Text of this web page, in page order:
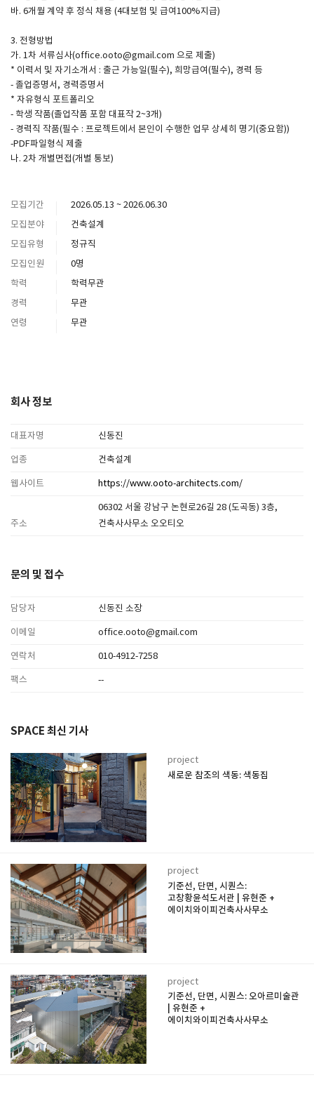
바. 6개월 계약 후 정식 채용 (4대보험 및 급여100%지급)
3. 전형방법
가. 1차 서류심사(office.ooto@gmail.com 으로 제출)
* 이력서 및 자기소개서 : 출근 가능일(필수), 희망급여(필수), 경력 등
- 졸업증명서, 경력증명서
* 자유형식 포트폴리오
- 학생 작품(졸업작품 포함 대표작 2~3개)
- 경력직 작품(필수 : 프로젝트에서 본인이 수행한 업무 상세히 명기(중요함))
-PDF파일형식 제출
나. 2차 개별면접(개별 통보)
모집기간
2026.05.13 ~ 2026.06.30
모집분야
건축설계
모집유형
정규직
모집인원
0명
학력
학력무관
경력
무관
연령
무관
회사 정보
대표자명 신동진
업종 건축설계
웹사이트 https://www.ooto-architects.com/
주소
06302 서울 강남구 논현로26길 28 (도곡동) 3층,
건축사사무소 오오티오
문의 및 접수
담당자 신동진 소장
이메일 office.ooto@gmail.com
연락처 010-4912-7258
팩스 --
SPACE 최신 기사
project
새로운 참조의 색동: 색동집
project
기준선, 단면, 시퀀스:
고창황윤석도서관 | 유현준 +
에이치와이피건축사사무소
project
기준선, 단면, 시퀀스: 오아르미술관
| 유현준 +
에이치와이피건축사사무소